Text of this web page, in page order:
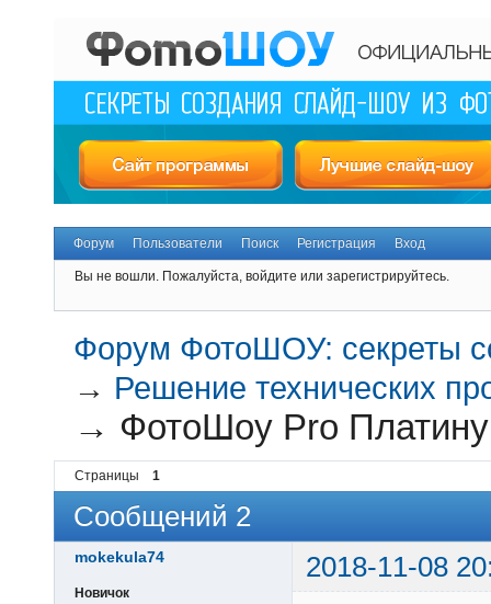
Форум Пользователи Поиск Регистрация Вход
Вы не вошли. Пожалуйста, войдите или зарегистрируйтесь.
Форум ФотоШОУ: секреты
→ Решение технических
→ ФотоШоу Pro
Страницы 1
Сообщений 2
mokekula74 2018-11-08
Новичок